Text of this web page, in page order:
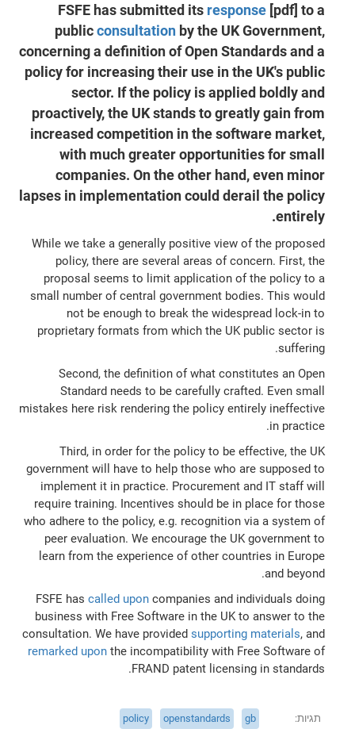
FSFE has submitted its response[pdf] to a
publicconsultationby the UK Government,
concerning a definition of Open Standards and a
policy for increasing their use in the UK's public
sector. If the policy is applied boldly and
proactively, the UK stands to greatly gain from
increased competition in the software market,
with much greater opportunities for small
companies. On the other hand, even minor
lapses in implementation could derail the policy
entirely.
While we take a generally positive view of the proposed
policy, there are several areas of concern. First, the
proposal seems to limit application of the policy to a
small number of central government bodies. This would
not be enough to break the widespread lock-in to
proprietary formats from which the UK public sector is
suffering.
Second, the definition of what constitutes an Open
Standard needs to be carefully crafted. Even small
mistakes here risk rendering the policy entirely ineffective
in practice.
Third, in order for the policy to be effective, the UK
government will have to help those who are supposed to
implement it in practice. Procurement and IT staff will
require training. Incentives should be in place for those
who adhere to the policy, e.g. recognition via a system of
peer evaluation. We encourage the UK government to
learn from the experience of other countries in Europe
and beyond.
FSFE has called uponcompanies and individuals doing
business with Free Software in the UK to answer to the
consultation. We have provided supporting materials, and
remarked uponthe incompatibility with Free Software of
FRAND patent licensing in standards.
תגיות gb
openstandards
policy